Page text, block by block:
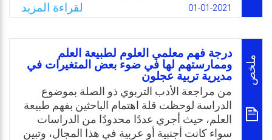
والمعلمين؟
WhatsApp
Facebook
Twitter
Email
الرابعة، والتي تُسمى بمهارات القرن الحادي
والعشرين، وفي هذا الجانب يجب تضمين هذه
المهارات بالمناهج الدراسية، بهدف تحسين بيئة
التعلم وتطوير أنظمتها، إضافة إلى الخروج بأفكار
تساعد على تطبيق ثقافة الإبتكار والتغيير
والتطوير بالمدارس والكليات وللقيادات الإدارية
والتعليمية، من أجل إعداد جيل قادر على مسايرة
التطورات بشتى المجالات. وعليه، يقع العبء
الأكبر على المؤسسات التعليمية في السعي قدمًا
لتطوير المناهج بحيث تركز على التكنولوجيا
01-01-2021 لقراءة المزيد
ملخص
درجة فهم معلمي العلوم لطبيعة العلم
وممارستهم لها في ضوء بعض المتغيرات في
مديرية تربية عجلون
من مراجعة الأدب التربوي ذو الصلة بموضوع
الدراسة لوحظت قلة اهتمام الباحثين بفهم طبيعة
العلم، حيث أجري عددًا محدودًا من الدراسات
سواء كانت أجنبية أو عربية في هذا المجال، وتبين